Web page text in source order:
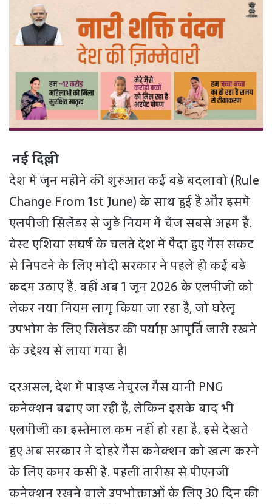
नई दिल्ली
देश में जून महीने की शुरुआत कई बड़े बदलावों (Rule
Change From 1st June) के साथ हुई है और इसमें
एलपीजी सिलेंडर से जुड़े नियम में चेंज सबसे अहम है.
वेस्ट एशिया संघर्ष के चलते देश में पैदा हुए गैस संकट
से निपटने के लिए मोदी सरकार ने पहले ही कई बड़े
कदम उठाए हैं. वहीं अब 1 जून 2026 के एलपीजी को
लेकर नया नियम लागू किया जा रहा है, जो घरेलू
उपभोग के लिए सिलेंडर की पर्याप्त आपूर्ति जारी रखने
के उद्देश्य से लाया गया है।
दरअसल, देश में पाइप्ड नेचुरल गैस यानी PNG
कनेक्शन बढ़ाए जा रही है, लेकिन इसके बाद भी
एलपीजी का इस्तेमाल कम नहीं हो रहा है. इसे देखते
हुए अब सरकार ने दोहरे गैस कनेक्शन को खत्म करने
के लिए कमर कसी है. पहली तारीख से पीएनजी
कनेक्शन रखने वाले उपभोक्ताओं के लिए 30 दिन की